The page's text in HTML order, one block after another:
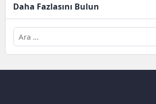
Daha Fazlasını Bulun